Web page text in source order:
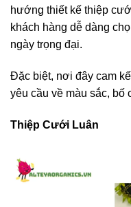
hướng thiết kế thiệp
khách hàng dễ dàng
ngày trọng đại.
Đặc biệt, nơi đây cam
yêu cầu về màu sắc, bố
Thiệp Cưới Luân